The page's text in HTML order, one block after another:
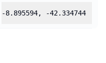
-8.895594, -42.334744